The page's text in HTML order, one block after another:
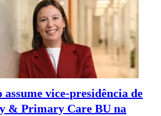
vice-presidência de
& Primary Care BU na